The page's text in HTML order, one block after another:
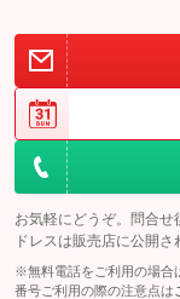
お気軽にどうぞ。問合
ドレスは販売店に公開さ
※無料電話をご利用の場合
番号ご利用の際の注意点は